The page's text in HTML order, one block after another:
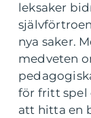
leksaker
nya saker.
medveten
för fritt spel
att hitta en